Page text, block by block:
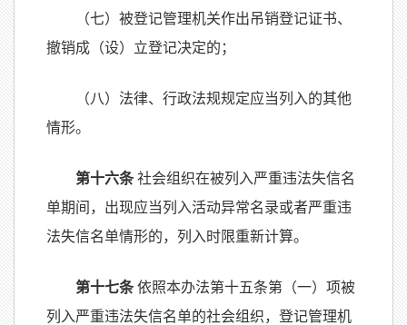
（七）被登记管理机关作出吊销登记证书、
撤销成（设）立登记决定的；
（八）法律、行政法规规定应当列入的其他
情形。
第十六条社会组织在被列入严重违法失信名
单期间，出现应当列入活动异常名录或者严重违
法失信名单情形的，列入时限重新计算。
第十七条依照本办法第十五条第（一）项被
列入严重违法失信名单的社会组织，登记管理机